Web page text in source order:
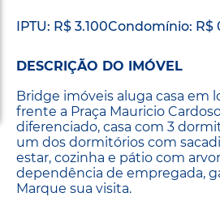
IPTU: R$ 3.100Condomínio: R$
DESCRIÇÃO DO IMÓVEL
Bridge imóveis aluga casa em
frente a Praça Mauricio
diferenciado, casa com 3
um dos dormitórios com
estar, cozinha e pátio com
dependência de empregada,
Marque sua visita.